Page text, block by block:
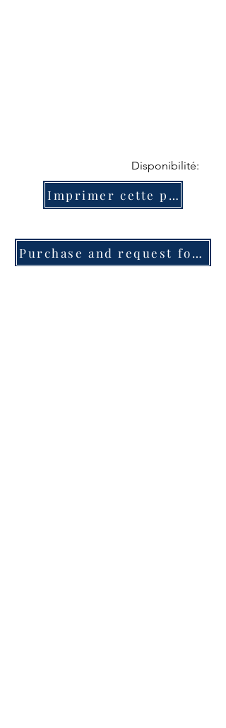
Disponibilité:
Imprimer cette page
Purchase and request for information